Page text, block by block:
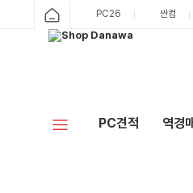
PC26 싼컴
PC견적 역경매